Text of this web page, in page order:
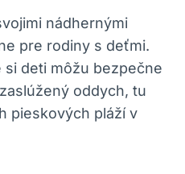
nádhernými
pre rodiny s deťmi.
si deti môžu bezpečne
oddych, tu
pieskových pláží v